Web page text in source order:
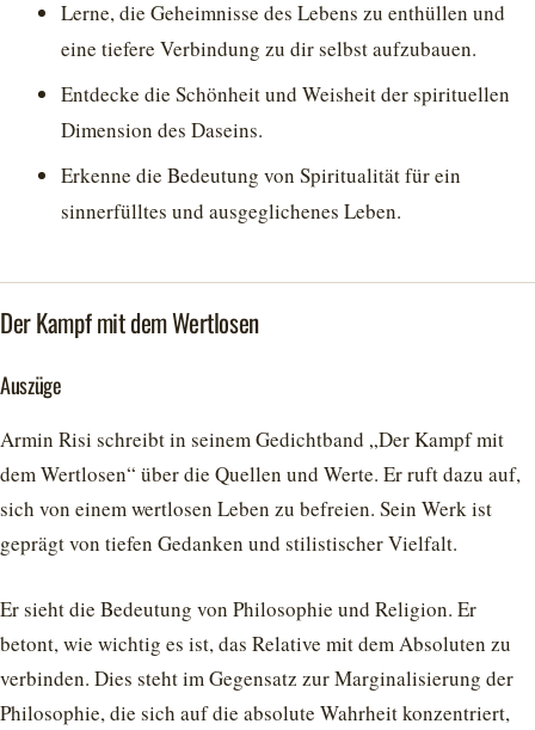
Lerne, die Geheimnisse des Lebens zu enthüllen und
eine tiefere Verbindung zu dir selbst aufzubauen.
Entdecke die Schönheit und Weisheit der spirituellen
Dimension des Daseins.
Erkenne die Bedeutung von Spiritualität für ein
sinnerfülltes und ausgeglichenes Leben.
Der Kampf mit dem Wertlosen
Auszüge
Armin Risi schreibt in seinem Gedichtband „Der Kampf mit
dem Wertlosen“ über die Quellen und Werte. Er ruft dazu auf,
sich von einem wertlosen Leben zu befreien. Sein Werk ist
geprägt von tiefen Gedanken und stilistischer Vielfalt.
Er sieht die Bedeutung von Philosophie und Religion. Er
betont, wie wichtig es ist, das Relative mit dem Absoluten zu
verbinden. Dies steht im Gegensatz zur Marginalisierung der
Philosophie, die sich auf die absolute Wahrheit konzentriert,